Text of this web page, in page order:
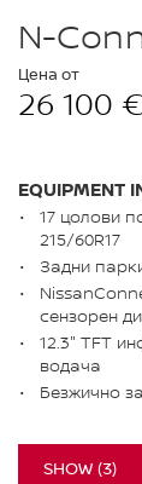
N-
Цена от
26 100 €
EQUIPMENT
17 цолови
215/60R17
Задни
сензорен
12.3" TFT
водача
Безжично
SHOW (3)